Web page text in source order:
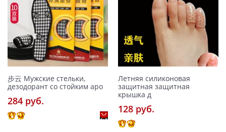
步云 Мужские стельки,
дезодорант со стойким аро
284 pуб.
Летняя силиконовая
защитная защитная
крышка д
128 pуб.